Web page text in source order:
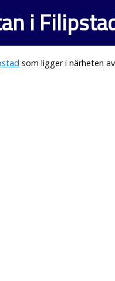
i
som ligger i närheten